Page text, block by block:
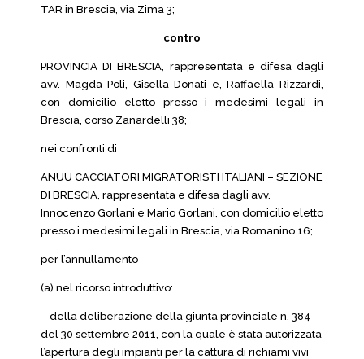
TAR in Brescia, via Zima 3;
contro
PROVINCIA DI BRESCIA, rappresentata e difesa dagli
avv. Magda Poli, Gisella Donati e, Raffaella Rizzardi,
con domicilio eletto presso i medesimi legali in
Brescia, corso Zanardelli 38;
nei confronti di
ANUU CACCIATORI MIGRATORISTI ITALIANI – SEZIONE
DI BRESCIA, rappresentata e difesa dagli avv.
Innocenzo Gorlani e Mario Gorlani, con domicilio eletto
presso i medesimi legali in Brescia, via Romanino 16;
per l’annullamento
(a) nel ricorso introduttivo:
– della deliberazione della giunta provinciale n. 384
del 30 settembre 2011, con la quale è stata autorizzata
l’apertura degli impianti per la cattura di richiami vivi